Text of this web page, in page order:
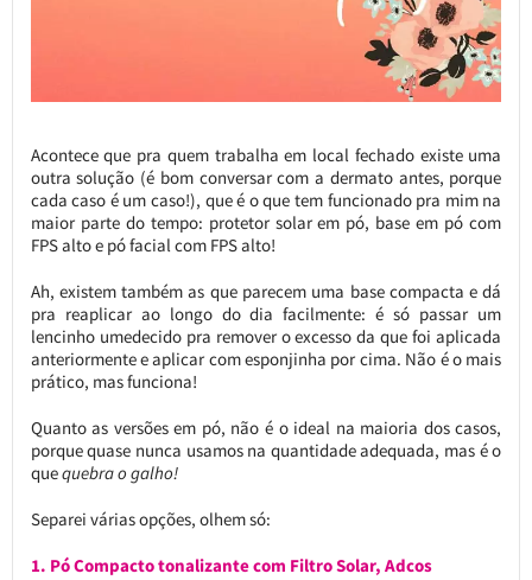
Acontece que pra quem trabalha em local fechado existe uma
outra solução (é bom conversar com a dermato antes, porque
cada caso é um caso!), que é o que tem funcionado pra mim na
maior parte do tempo: protetor solar em pó, base em pó com
FPS alto e pó facial com FPS alto!
Ah, existem também as que parecem uma base compacta e dá
pra reaplicar ao longo do dia facilmente: é só passar um
lencinho umedecido pra remover o excesso da que foi aplicada
anteriormente e aplicar com esponjinha por cima. Não é o mais
prático, mas funciona!
Quanto as versões em pó, não é o ideal na maioria dos casos,
porque quase nunca usamos na quantidade adequada, mas é o
quequebra o galho!
Separei várias opções, olhem só:
1. Pó Compacto tonalizante com Filtro Solar, Adcos